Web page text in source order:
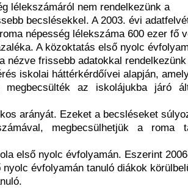
lélekszámáról nem rendelkezünk a
becslésekkel. A 2003. évi
népesség lélekszáma 600 ezer fő
A közoktatás első nyolc
nézve frissebb adatokkal
iskolai háttérkérdőívei alapján,
megbecsülték az iskolájukba járó
arányát. Ezeket a becsléseket
megbecsülhetjük a roma
első nyolc évfolyamán. Eszerint
évfolyamán tanuló diákok